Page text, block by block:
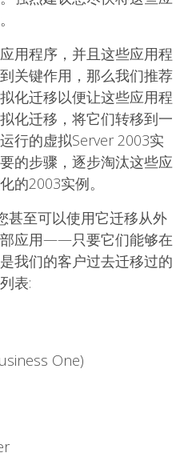
用程序，并且这些应用程
关键作用，那么我们推荐
化迁移以便让这些应用程
化迁移，将它们转移到一
行的虚拟Server 2003实
的步骤，逐步淘汰这些应
的2003实例。
甚至可以使用它迁移从外
应用——只要它们能够在
我们的客户过去迁移过的
表:
One)